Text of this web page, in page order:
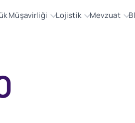
Müşavirliği Lojistik Mevzuat